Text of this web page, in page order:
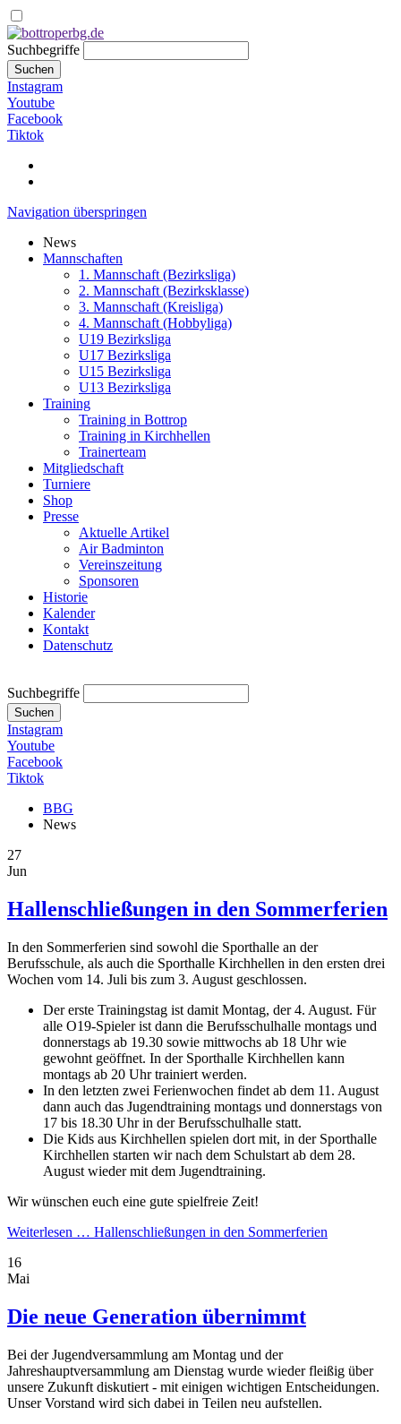
Suchbegriffe
Suchen
Instagram
Youtube
Facebook
Tiktok
Navigation überspringen
News
Mannschaften
1. Mannschaft (Bezirksliga)
2. Mannschaft (Bezirksklasse)
3. Mannschaft (Kreisliga)
4. Mannschaft (Hobbyliga)
U19 Bezirksliga
U17 Bezirksliga
U15 Bezirksliga
U13 Bezirksliga
Training
Training in Bottrop
Training in Kirchhellen
Trainerteam
Mitgliedschaft
Turniere
Shop
Presse
Aktuelle Artikel
Air Badminton
Vereinszeitung
Sponsoren
Historie
Kalender
Kontakt
Datenschutz
Suchbegriffe
Suchen
Instagram
Youtube
Facebook
Tiktok
BBG
News
27
Jun
Hallenschließungen in den Sommerferien
In den Sommerferien sind sowohl die Sporthalle an der
Berufsschule, als auch die Sporthalle Kirchhellen in den ersten drei
Wochen vom 14. Juli bis zum 3. August geschlossen.
Der erste Trainingstag ist damit Montag, der 4. August. Für
alle O19-Spieler ist dann die Berufsschulhalle montags und
donnerstags ab 19.30 sowie mittwochs ab 18 Uhr wie
gewohnt geöffnet. In der Sporthalle Kirchhellen kann
montags ab 20 Uhr trainiert werden.
In den letzten zwei Ferienwochen findet ab dem 11. August
dann auch das Jugendtraining montags und donnerstags von
17 bis 18.30 Uhr in der Berufsschulhalle statt.
Die Kids aus Kirchhellen spielen dort mit, in der Sporthalle
Kirchhellen starten wir nach dem Schulstart ab dem 28.
August wieder mit dem Jugendtraining.
Wir wünschen euch eine gute spielfreie Zeit!
Weiterlesen … Hallenschließungen in den Sommerferien
16
Mai
Die neue Generation übernimmt
Bei der Jugendversammlung am Montag und der
Jahreshauptversammlung am Dienstag wurde wieder fleißig über
unsere Zukunft diskutiert - mit einigen wichtigen Entscheidungen.
Unser Vorstand wird sich dabei in Teilen neu aufstellen.